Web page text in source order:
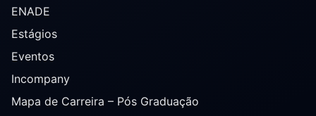
ENADE
Estágios
Eventos
Incompany
Mapa de Carreira – Pós Graduação